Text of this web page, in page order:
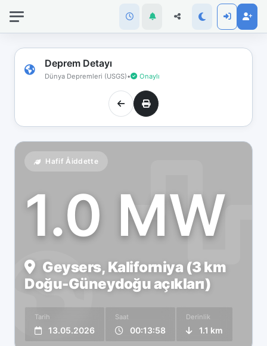
Deprem Detayı
Dünya Depremleri (USGS)• Onaylı
Hafif Åiddette
1.0 MW
Geysers, Kaliforniya (3 km
Doğu-Güneydoğu açıkları)
Tarih
13.05.2026
Saat
00:13:58
Derinlik
1.1 km
bağlantınız
koptu!
Çevrimdışı
moddasınız.